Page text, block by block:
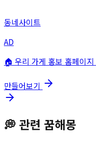
동네사이트
AD
🏠 우리 가게 홍보 홈페이지
만들어보기
💭 관련 꿈해몽